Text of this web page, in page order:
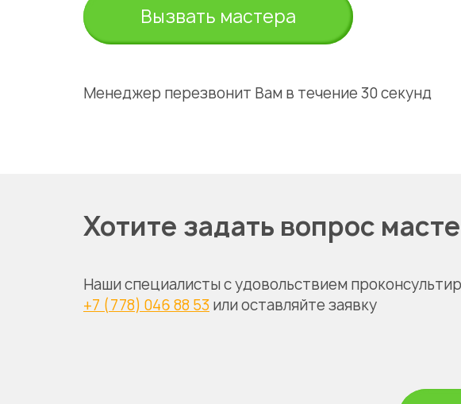
Вызвать мастера
Менеджер перезвонит Вам в течение 30 секунд
Хотите задать вопрос
Наши специалисты с удовольствием
+7 (778) 046 88 53 или оставляйте заявку